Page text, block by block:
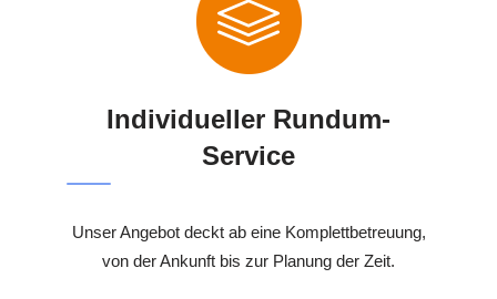
Individueller Rundum-
Service
Unser Angebot deckt ab eine Komplettbetreuung,
von der Ankunft bis zur Planung der Zeit.